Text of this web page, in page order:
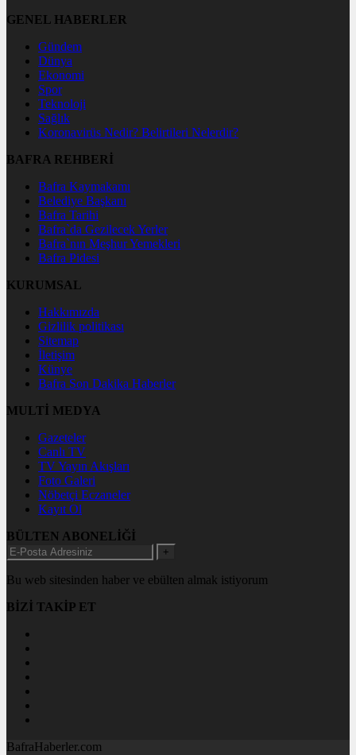
GENEL HABERLER
Gündem
Dünya
Ekonomi
Spor
Teknoloji
Sağlık
Koronavirüs Nedir? Belirtileri Nelerdir?
BAFRA REHBERİ
Bafra Kaymakamı
Belediye Başkanı
Bafra Tarihi
Bafra`da Gezilecek Yerler
Bafra`nın Meşhur Yemekleri
Bafra Pidesi
KURUMSAL
Hakkımızda
Gizlilik politikası
Sitemap
İletişim
Künye
Bafra Son Dakika Haberler
MULTİ MEDYA
Gazeteler
Canlı TV
TV Yayın Akışları
Foto Galeri
Nöbetçi Eczaneler
Kayıt Ol
BÜLTEN ABONELİĞİ
+
Bu web sitesinden haber ve ebülten almak istiyorum
BİZİ TAKİP ET
BafraHaberler.com